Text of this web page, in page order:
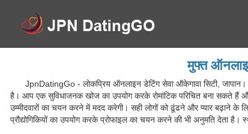
मुफ्त
JpnDatingGo - लोकप्रिय ऑनलाइन डेटिंग सेवा ऑकेगावा सिटी, जापान।
है। आप एक सुविधाजनक खोज का उपयोग करके रोमांटिक परिचित बना सकते हैं
उम्मीदवारों का चयन करने में मदद करेगी। सही लोगों को ढूंढने और प्यार बढ़ाने
प्रौद्योगिकियों का उपयोग करके प्रोफाइल का चयन करने की भी अनुमति देता है।